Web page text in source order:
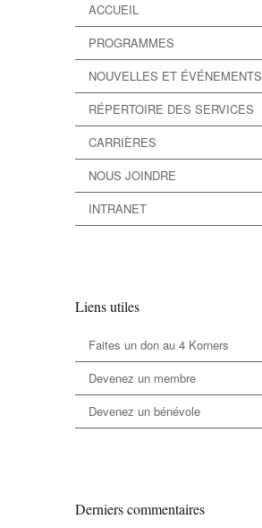
ACCUEIL
PROGRAMMES
NOUVELLES ET ÉVÉNEMENTS
RÉPERTOIRE DES SERVICES
CARRIÈRES
NOUS JOINDRE
INTRANET
Liens utiles
Faites un don au 4 Korners
Devenez un membre
Devenez un bénévole
Derniers commentaires